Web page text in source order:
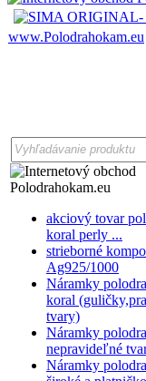
www.Polodrahokam.eu
akciový tovar
koral perly ...
strieborné
Ag925/1000
Náramky
koral
tvary)
Náramky
nepravideľné
Náramky